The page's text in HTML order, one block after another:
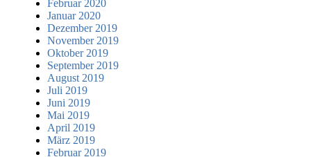
Februar 2020
Januar 2020
Dezember 2019
November 2019
Oktober 2019
September 2019
August 2019
Juli 2019
Juni 2019
Mai 2019
April 2019
März 2019
Februar 2019